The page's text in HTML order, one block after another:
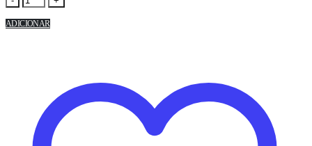
ADICIONAR